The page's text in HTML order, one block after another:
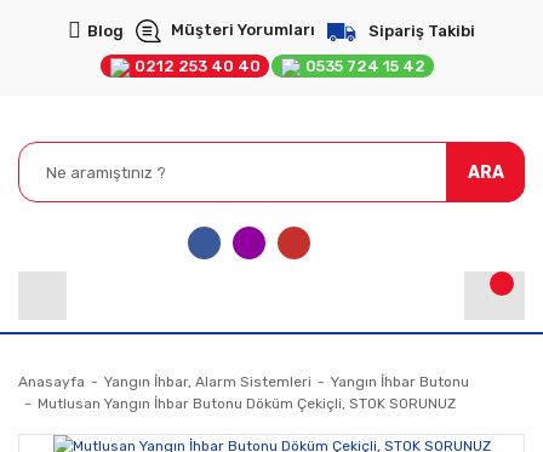
Blog Müşteri Yorumları
Sipariş Takibi
0212 253 40 40
0535 724 15 42
ARA
Anasayfa Yangın İhbar, Alarm Sistemleri
Yangın İhbar Butonu
Mutlusan Yangın İhbar Butonu Döküm Çekiçli, STOK SORUNUZ